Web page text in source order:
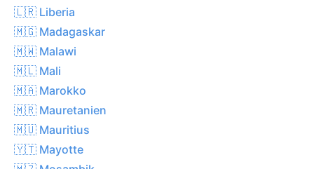
🇱🇷 Liberia
🇲🇬 Madagaskar
🇲🇼 Malawi
🇲🇱 Mali
🇲🇦 Marokko
🇲🇷 Mauretanien
🇲🇺 Mauritius
🇾🇹 Mayotte